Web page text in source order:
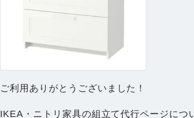
ご利用ありがとうございました！
IKEA・ニトリ家具の組立て代行ページにつ